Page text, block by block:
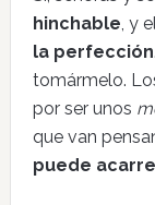
hinchable, y
la perfección
tomármelo.
por ser unos
que van
puede